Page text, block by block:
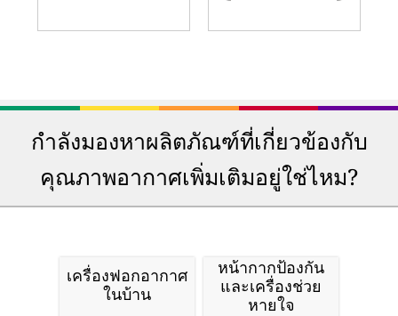
กำลังมองหาผลิตภัณฑ์ที่เกี่ยวข้องกับ
คุณภาพอากาศเพิ่มเติมอยู่ใช่ไหม?
เครื่องฟอกอากาศ
ในบ้าน
หน้ากากป้องกัน
และเครื่องช่วย
หายใจ